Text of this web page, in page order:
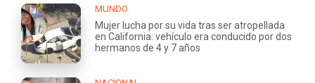
MUNDO
Mujer lucha por su vida tras ser atropellada
en California: vehículo era conducido por dos
hermanos de 4 y 7 años